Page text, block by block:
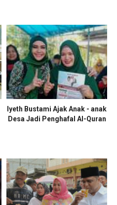
Iyeth Bustami Ajak Anak - anak
Desa Jadi Penghafal Al-Quran